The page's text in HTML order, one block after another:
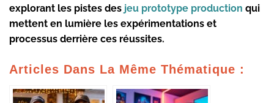
explorant les pistes des jeu prototype production qui
mettent en lumière les expérimentations et
processus derrière ces réussites.
Articles Dans La Même Thématique :